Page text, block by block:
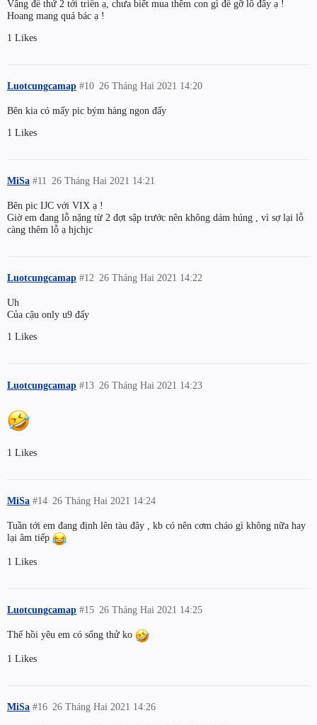
Vâng để thứ 2 tới triển ạ, chưa biết mua thêm con gì để gỡ lỗ đây ạ !
Hoang mang quá bác ạ !
1 Likes
Luotcungcamap 26 Tháng Hai 2021 14:20
#10
Bên kia có mấy pic bým hàng ngon đấy
1 Likes
MiSa 26 Tháng Hai 2021 14:21
#11
Bên pic IJC với VIX ạ !
Giờ em đang lỗ nặng từ 2 đợt sập trước nên không dám húng , vì sợ lại lỗ
càng thêm lỗ ạ hjchjc
Luotcungcamap 26 Tháng Hai 2021 14:22
#12
Uh
Của cậu only u9 đấy
1 Likes
Luotcungcamap 26 Tháng Hai 2021 14:23
#13
1 Likes
MiSa 26 Tháng Hai 2021 14:24
#14
Tuần tới em đang định lên tàu đây , kb có nên cơm cháo gì không nữa hay
lại âm tiếp
1 Likes
Luotcungcamap 26 Tháng Hai 2021 14:25
#15
Thế hồi yêu em có sống thử ko
1 Likes
MiSa 26 Tháng Hai 2021 14:26
#16